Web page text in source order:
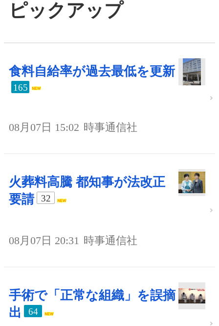
ピックアップ
食料自給率が過去最低を更新
165
08月07日 15:02 時事通信社
火葬料高騰 都知事が法改正
要請
32
08月07日 20:31 時事通信社
手術で「正常な組織」を誤摘
出
64